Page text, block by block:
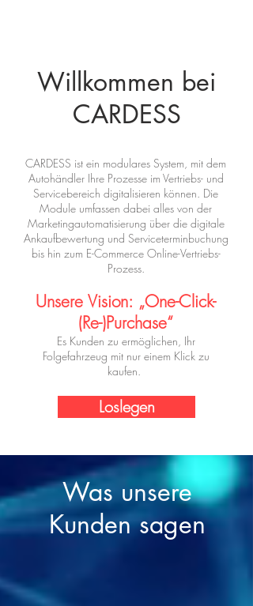
Willkommen bei
CARDESS
CARDESS ist ein modulares System, mit dem
Autohändler Ihre Prozesse im Vertriebs- und
Servicebereich digitalisieren können. Die
Module umfassen dabei alles von der
Marketingautomatisierung über die digitale
Ankaufbewertung und Serviceterminbuchung
bis hin zum E-Commerce Online-Vertriebs-
Prozess.
Unsere Vision: „One-Click-
(Re-)Purchase“
Es Kunden zu ermöglichen, Ihr
Folgefahrzeug mit nur einem Klick zu
kaufen.
Loslegen
Was unsere
Kunden sagen